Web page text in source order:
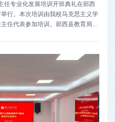
任专业化发展培训开班典礼在郧西
行。本次培训由我校马克思主义学
任代表参加培训。郧西县教育局党